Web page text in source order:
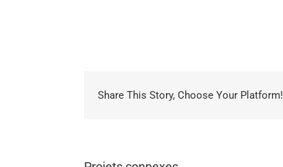
Share This Story, Choose Your Platform!